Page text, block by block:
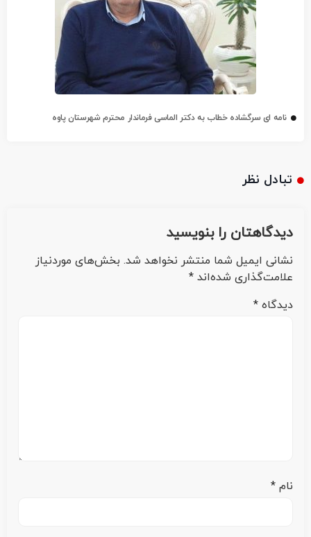
نامه ای سرگشاده خطاب به دکتر الماسی فرماندار محترم شهرستان پاوه
تبادل نظر
دیدگاهتان را بنویسید
نشانی ایمیل شما منتشر نخواهد شد. بخش‌های موردنیاز
علامت‌گذاری شده‌اند *
دیدگاه *
نام *